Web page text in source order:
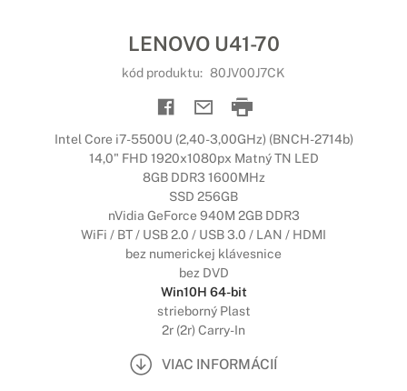
LENOVO U41-70
kód produktu: 80JV00J7CK
Intel Core i7-5500U (2,40-3,00GHz) (BNCH-2714b)
14,0" FHD 1920x1080px Matný TN LED
8GB DDR3 1600MHz
SSD 256GB
nVidia GeForce 940M 2GB DDR3
WiFi / BT / USB 2.0 / USB 3.0 / LAN / HDMI
bez numerickej klávesnice
bez DVD
Win10H 64-bit
strieborný Plast
2r (2r) Carry-In
VIAC INFORMÁCIÍ